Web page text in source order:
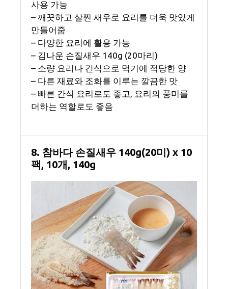
사용 가능
– 깨끗하고 살찐 새우로 요리를 더욱 맛있게
만들어줌
– 다양한 요리에 활용 가능
– 김나운 손질새우 140g (20마리)
– 소량 요리나 간식으로 먹기에 적당한 양
– 다른 재료와 조화를 이루는 깔끔한 맛
– 빠른 간식 요리로도 좋고, 요리의 풍미를
더하는 역할로도 좋음
8. 참바다 손질새우 140g(20미) x 10
팩, 10개, 140g